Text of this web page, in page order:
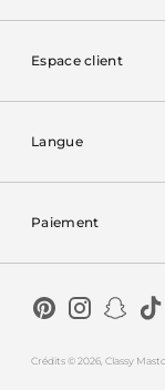
Espace client
Langue
Paiement
Crédits© 2026, Classy